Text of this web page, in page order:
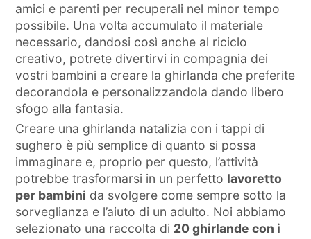
amici e parenti per recuperali nel minor tempo
possibile. Una volta accumulato il materiale
necessario, dandosi così anche al riciclo
creativo, potrete divertirvi in compagnia dei
vostri bambini a creare la ghirlanda che preferite
decorandola e personalizzandola dando libero
sfogo alla fantasia.
Creare una ghirlanda natalizia con i tappi di
sughero è più semplice di quanto si possa
immaginare e, proprio per questo, l’attività
potrebbe trasformarsi in un perfetto lavoretto
per bambini da svolgere come sempre sotto la
sorveglianza e l’aiuto di un adulto. Noi abbiamo
selezionato una raccolta di 20 ghirlande con i